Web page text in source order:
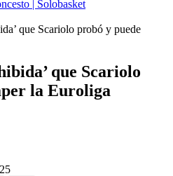
| Solobasket
que Scariolo probó y puede
que Scariolo
la Euroliga